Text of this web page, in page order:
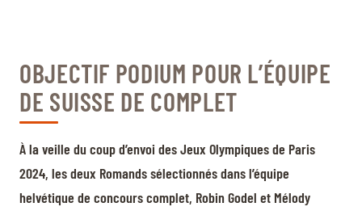
OBJECTIF PODIUM POUR L’ÉQUIPE
DE SUISSE DE COMPLET
À la veille du coup d’envoi des Jeux Olympiques de Paris
2024, les deux Romands sélectionnés dans l’équipe
helvétique de concours complet, Robin Godel et Mélody